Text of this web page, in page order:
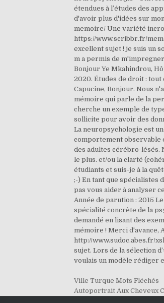
Ville Turque Mots Fléchés
Autoportrait Aux Cheveux